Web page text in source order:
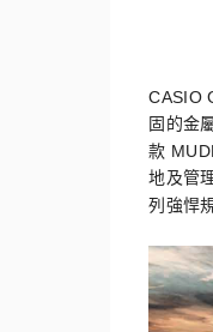
CASIO
固的金
款
地及管
列強悍